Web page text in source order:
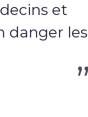
et
danger les